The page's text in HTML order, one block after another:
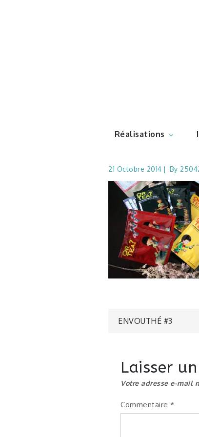
Réalisations
21 Octobre 2014 By
l’article
ENVOUTHÉ #3
Laisser
Votre adresse e-mail
Commentaire *